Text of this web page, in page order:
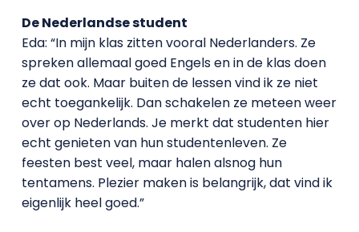
De Nederlandse student
Eda: “In mijn klas zitten vooral Nederlanders. Ze
spreken allemaal goed Engels en in de klas doen
ze dat ook. Maar buiten de lessen vind ik ze niet
echt toegankelijk. Dan schakelen ze meteen weer
over op Nederlands. Je merkt dat studenten hier
echt genieten van hun studentenleven. Ze
feesten best veel, maar halen alsnog hun
tentamens. Plezier maken is belangrijk, dat vind ik
eigenlijk heel goed.”